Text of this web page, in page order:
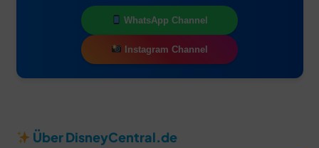
WhatsApp Channel
Instagram Channel
Über DisneyCentral.de